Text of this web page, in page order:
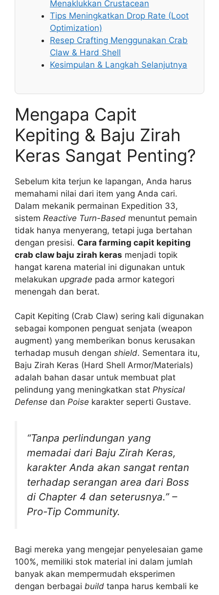
Menaklukkan Crustacean
Tips Meningkatkan Drop Rate (Loot
Optimization)
Resep Crafting Menggunakan Crab
Claw & Hard Shell
Kesimpulan & Langkah Selanjutnya
Mengapa Capit
Kepiting & Baju Zirah
Keras Sangat Penting?
Sebelum kita terjun ke lapangan, Anda harus
memahami nilai dari item yang Anda cari.
Dalam mekanik permainan Expedition 33,
sistem Reactive Turn-Based menuntut pemain
tidak hanya menyerang, tetapi juga bertahan
dengan presisi. Cara farming capit kepiting
crab claw baju zirah keras menjadi topik
hangat karena material ini digunakan untuk
melakukan upgrade pada armor kategori
menengah dan berat.
Capit Kepiting (Crab Claw) sering kali digunakan
sebagai komponen penguat senjata (weapon
augment) yang memberikan bonus kerusakan
terhadap musuh dengan shield. Sementara itu,
Baju Zirah Keras (Hard Shell Armor/Materials)
adalah bahan dasar untuk membuat plat
pelindung yang meningkatkan stat Physical
Defense dan Poise karakter seperti Gustave.
“Tanpa perlindungan yang
memadai dari Baju Zirah Keras,
karakter Anda akan sangat rentan
terhadap serangan area dari Boss
di Chapter 4 dan seterusnya.” –
Pro-Tip Community.
Bagi mereka yang mengejar penyelesaian game
100%, memiliki stok material ini dalam jumlah
banyak akan mempermudah eksperimen
dengan berbagai build tanpa harus kembali ke